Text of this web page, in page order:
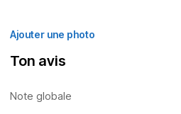
Ajouter une photo
Ton avis
Note globale